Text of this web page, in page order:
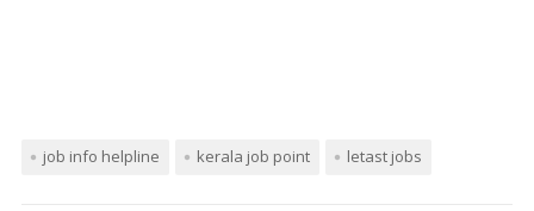
job info helpline kerala job point letast jobs